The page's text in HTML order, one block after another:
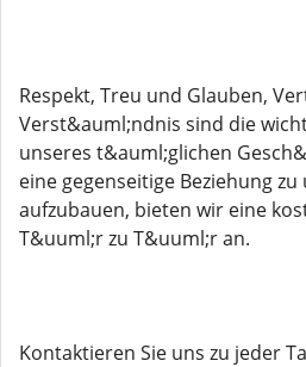
Respekt, Treu und Glauben,
Verst&auml;ndnis sind die
unseres t&auml;glichen
eine gegenseitige Beziehung
aufzubauen, bieten wir eine
T&uuml;r zu T&uuml;r an.
Kontaktieren Sie uns zu jeder